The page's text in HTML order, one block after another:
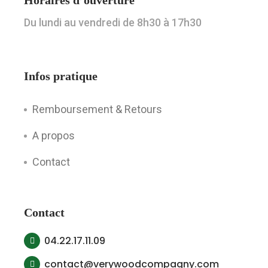
Du lundi au vendredi de 8h30 à 17h30
Infos pratique
Remboursement & Retours
A propos
Contact
Contact
04.22.17.11.09
contact@verywoodcompagny.com